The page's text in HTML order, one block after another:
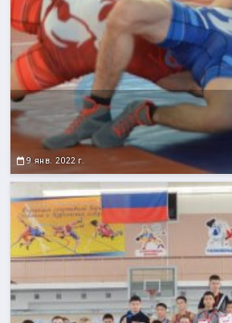
9 янв. 2022 г.